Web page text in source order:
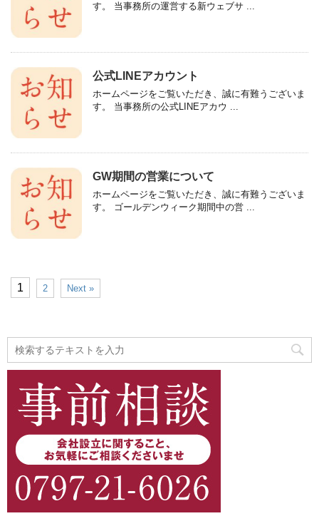
す。 当事務所の運営する新ウェブサ ...
公式LINEアカウント
ホームページをご覧いただき、誠に有難うございま
す。 当事務所の公式LINEアカウ ...
GW期間の営業について
ホームページをご覧いただき、誠に有難うございま
す。 ゴールデンウィーク期間中の営 ...
1 2 Next »